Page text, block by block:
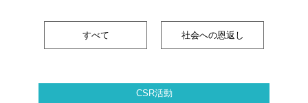
すべて 社会への恩返し
CSR活動